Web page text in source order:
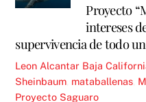
Proyecto
intereses
supervivencia de todo
Leon Alcantar Baja
Sheinbaum mataballenas
Proyecto Saguaro